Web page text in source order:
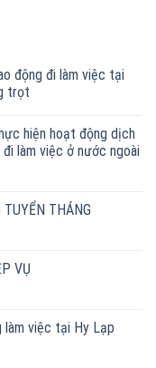
động đi làm việc tại
trọt
hiện hoạt động dịch
làm việc ở nước ngoài
THÁNG
VỤ
làm việc tại Hy Lạp